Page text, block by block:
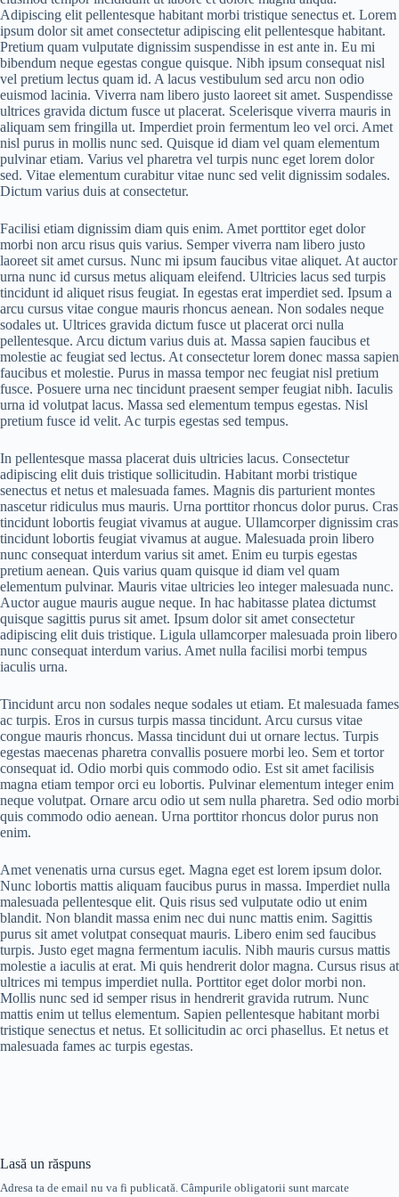
Adipiscing elit pellentesque habitant morbi tristique senectus et. Lorem
ipsum dolor sit amet consectetur adipiscing elit pellentesque habitant.
Pretium quam vulputate dignissim suspendisse in est ante in. Eu mi
bibendum neque egestas congue quisque. Nibh ipsum consequat nisl
vel pretium lectus quam id. A lacus vestibulum sed arcu non odio
euismod lacinia. Viverra nam libero justo laoreet sit amet. Suspendisse
ultrices gravida dictum fusce ut placerat. Scelerisque viverra mauris in
aliquam sem fringilla ut. Imperdiet proin fermentum leo vel orci. Amet
nisl purus in mollis nunc sed. Quisque id diam vel quam elementum
pulvinar etiam. Varius vel pharetra vel turpis nunc eget lorem dolor
sed. Vitae elementum curabitur vitae nunc sed velit dignissim sodales.
Dictum varius duis at consectetur.
Facilisi etiam dignissim diam quis enim. Amet porttitor eget dolor
morbi non arcu risus quis varius. Semper viverra nam libero justo
laoreet sit amet cursus. Nunc mi ipsum faucibus vitae aliquet. At auctor
urna nunc id cursus metus aliquam eleifend. Ultricies lacus sed turpis
tincidunt id aliquet risus feugiat. In egestas erat imperdiet sed. Ipsum a
arcu cursus vitae congue mauris rhoncus aenean. Non sodales neque
sodales ut. Ultrices gravida dictum fusce ut placerat orci nulla
pellentesque. Arcu dictum varius duis at. Massa sapien faucibus et
molestie ac feugiat sed lectus. At consectetur lorem donec massa sapien
faucibus et molestie. Purus in massa tempor nec feugiat nisl pretium
fusce. Posuere urna nec tincidunt praesent semper feugiat nibh. Iaculis
urna id volutpat lacus. Massa sed elementum tempus egestas. Nisl
pretium fusce id velit. Ac turpis egestas sed tempus.
In pellentesque massa placerat duis ultricies lacus. Consectetur
adipiscing elit duis tristique sollicitudin. Habitant morbi tristique
senectus et netus et malesuada fames. Magnis dis parturient montes
nascetur ridiculus mus mauris. Urna porttitor rhoncus dolor purus. Cras
tincidunt lobortis feugiat vivamus at augue. Ullamcorper dignissim cras
tincidunt lobortis feugiat vivamus at augue. Malesuada proin libero
nunc consequat interdum varius sit amet. Enim eu turpis egestas
pretium aenean. Quis varius quam quisque id diam vel quam
elementum pulvinar. Mauris vitae ultricies leo integer malesuada nunc.
Auctor augue mauris augue neque. In hac habitasse platea dictumst
quisque sagittis purus sit amet. Ipsum dolor sit amet consectetur
adipiscing elit duis tristique. Ligula ullamcorper malesuada proin libero
nunc consequat interdum varius. Amet nulla facilisi morbi tempus
iaculis urna.
Tincidunt arcu non sodales neque sodales ut etiam. Et malesuada fames
ac turpis. Eros in cursus turpis massa tincidunt. Arcu cursus vitae
congue mauris rhoncus. Massa tincidunt dui ut ornare lectus. Turpis
egestas maecenas pharetra convallis posuere morbi leo. Sem et tortor
consequat id. Odio morbi quis commodo odio. Est sit amet facilisis
magna etiam tempor orci eu lobortis. Pulvinar elementum integer enim
neque volutpat. Ornare arcu odio ut sem nulla pharetra. Sed odio morbi
quis commodo odio aenean. Urna porttitor rhoncus dolor purus non
enim.
Amet venenatis urna cursus eget. Magna eget est lorem ipsum dolor.
Nunc lobortis mattis aliquam faucibus purus in massa. Imperdiet nulla
malesuada pellentesque elit. Quis risus sed vulputate odio ut enim
blandit. Non blandit massa enim nec dui nunc mattis enim. Sagittis
purus sit amet volutpat consequat mauris. Libero enim sed faucibus
turpis. Justo eget magna fermentum iaculis. Nibh mauris cursus mattis
molestie a iaculis at erat. Mi quis hendrerit dolor magna. Cursus risus at
ultrices mi tempus imperdiet nulla. Porttitor eget dolor morbi non.
Mollis nunc sed id semper risus in hendrerit gravida rutrum. Nunc
mattis enim ut tellus elementum. Sapien pellentesque habitant morbi
tristique senectus et netus. Et sollicitudin ac orci phasellus. Et netus et
malesuada fames ac turpis egestas.
Lasă un răspuns
Adresa ta de email nu va fi publicată. Câmpurile obligatorii sunt marcate